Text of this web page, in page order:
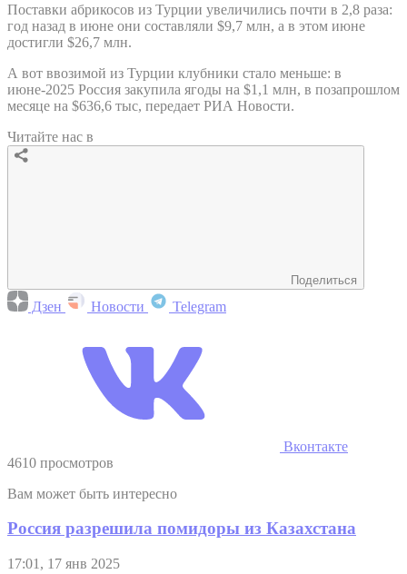
Поставки абрикосов из Турции увеличились почти в 2,8 раза:
год назад в июне они составляли $9,7 млн, а в этом июне
достигли $26,7 млн.
А вот ввозимой из Турции клубники стало меньше: в
июне-2025 Россия закупила ягоды на $1,1 млн, в позапрошлом
месяце на $636,6 тыс, передает РИА Новости.
Читайте нас в
Поделиться
Дзен Новости Telegram
Вконтакте
4610 просмотров
Вам может быть интересно
Россия разрешила помидоры из Казахстана
17:01, 17 янв 2025